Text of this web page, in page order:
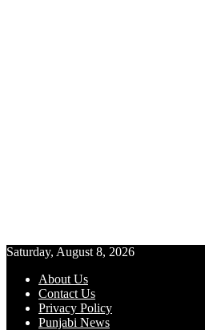
Saturday, August 8, 2026
About Us
Contact Us
Privacy Policy
Punjabi News